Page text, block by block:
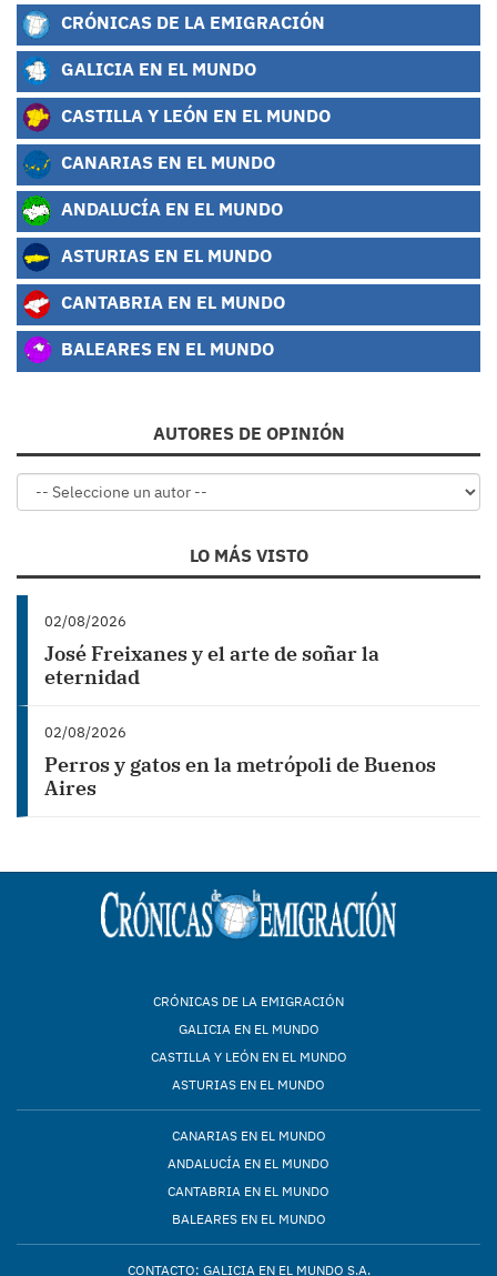
CRÓNICAS DE LA EMIGRACIÓN
GALICIA EN EL MUNDO
CASTILLA Y LEÓN EN EL MUNDO
CANARIAS EN EL MUNDO
ANDALUCÍA EN EL MUNDO
ASTURIAS EN EL MUNDO
CANTABRIA EN EL MUNDO
BALEARES EN EL MUNDO
AUTORES DE OPINIÓN
LO MÁS VISTO
02/08/2026
José Freixanes y el arte de soñar la
eternidad
02/08/2026
Perros y gatos en la metrópoli de Buenos
Aires
CRÓNICAS DE LA EMIGRACIÓN
GALICIA EN EL MUNDO
CASTILLA Y LEÓN EN EL MUNDO
ASTURIAS EN EL MUNDO
CANARIAS EN EL MUNDO
ANDALUCÍA EN EL MUNDO
CANTABRIA EN EL MUNDO
BALEARES EN EL MUNDO
CONTACTO: GALICIA EN EL MUNDO S.A.